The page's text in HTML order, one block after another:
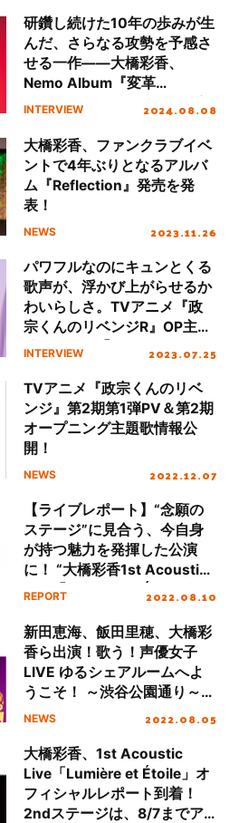
研鑽し続けた10年の歩みが生
んだ、さらなる攻勢を予感さ
せる一作――大橋彩香、
Nemo Album『変革
Delight』リリースインタビ
INTERVIEW 2024.08.08
大橋彩香、ファンクラブイベ
ントで4年ぶりとなるアルバ
ム『Reflection』発売を発
表！
NEWS 2023.11.26
パワフルなのにキュンとくる
歌声が、浮かび上がらせるか
わいらしさ。TVアニメ『政
宗くんのリベンジR』OP主題
歌シングル「Please,
ュー
INTERVIEW 2023.07.25
TVアニメ『政宗くんのリベ
ンジ』第2期第1弾PV＆第2期
オープニング主題歌情報公
開！
NEWS 2022.12.07
【ライブレポート】“念願の
ステージ”に見合う、今自身
が持つ魅力を発揮した公演
に！ “大橋彩香1st Acoustic
Live「Lumière et Étoile」”レ
REPORT 2022.08.10
新田恵海、飯田里穂、大橋彩
香ら出演！歌う！声優女子
LIVE ゆるシェアルームへよ
うこそ！ ～渋谷公園通り～
みんなでハロウィンパーティ
定&出演者ファンクラブ先行
販売スタート
NEWS 2022.08.05
大橋彩香、1st Acoustic
Live「Lumière et Étoile」オ
フィシャルレポート到着！
2ndステージは、8/7までア